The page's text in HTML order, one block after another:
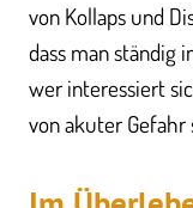
von Kollaps und
dass man ständig
wer interessiert
von akuter Gefahr